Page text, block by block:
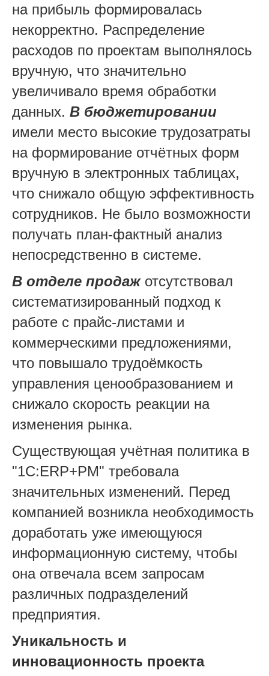
на прибыль формировалась
некорректно. Распределение
расходов по проектам выполнялось
вручную, что значительно
увеличивало время обработки
данных. В бюджетировании
имели место высокие трудозатраты
на формирование отчётных форм
вручную в электронных таблицах,
что снижало общую эффективность
сотрудников. Не было возможности
получать план-фактный анализ
непосредственно в системе.
В отделе продажотсутствовал
систематизированный подход к
работе с прайс-листами и
коммерческими предложениями,
что повышало трудоёмкость
управления ценообразованием и
снижало скорость реакции на
изменения рынка.
Существующая учётная политика в
"1С:ERP+РМ" требовала
значительных изменений. Перед
компанией возникла необходимость
доработать уже имеющуюся
информационную систему, чтобы
она отвечала всем запросам
различных подразделений
предприятия.
Уникальность и
инновационность проекта